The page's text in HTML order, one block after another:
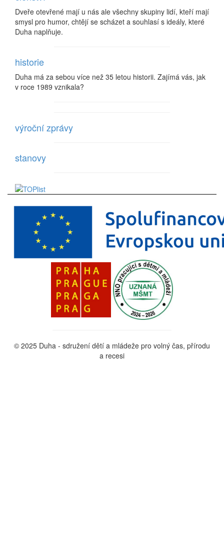
Dveře otevřené mají u nás ale všechny skupiny lidí, kteří mají
smysl pro humor, chtějí se scházet a souhlasí s ideály, které
Duha naplňuje.
historie
Duha má za sebou více než 35 letou historii. Zajímá vás, jak
v roce 1989 vznikala?
výroční zprávy
stanovy
© 2025 Duha - sdružení dětí a mládeže pro volný čas, přírodu
a recesi